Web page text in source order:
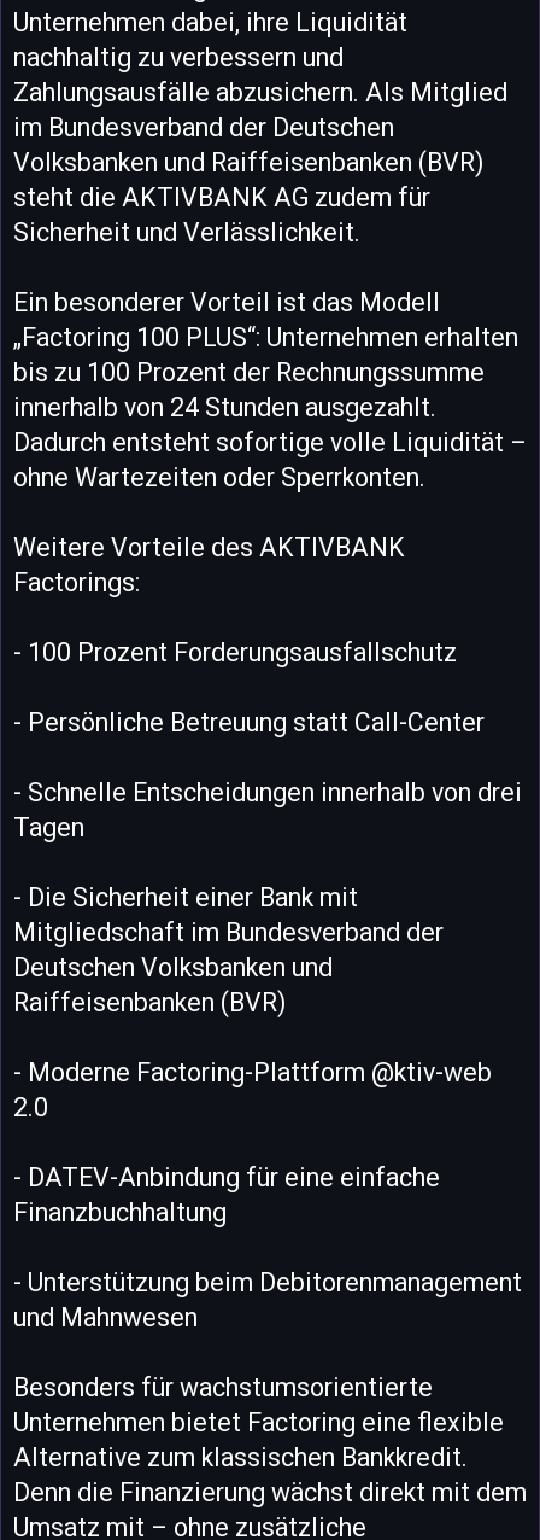
Unternehmen dabei, ihre Liquidität
nachhaltig zu verbessern und
Zahlungsausfälle abzusichern. Als Mitglied
im Bundesverband der Deutschen
Volksbanken und Raiffeisenbanken (BVR)
steht die AKTIVBANK AG zudem für
Sicherheit und Verlässlichkeit.
Ein besonderer Vorteil ist das Modell
„Factoring 100 PLUS“: Unternehmen erhalten
bis zu 100 Prozent der Rechnungssumme
innerhalb von 24 Stunden ausgezahlt.
Dadurch entsteht sofortige volle Liquidität –
ohne Wartezeiten oder Sperrkonten.
Weitere Vorteile des AKTIVBANK
Factorings:
- 100 Prozent Forderungsausfallschutz
- Persönliche Betreuung statt Call-Center
- Schnelle Entscheidungen innerhalb von drei
Tagen
- Die Sicherheit einer Bank mit
Mitgliedschaft im Bundesverband der
Deutschen Volksbanken und
Raiffeisenbanken (BVR)
- Moderne Factoring-Plattform @ktiv-web
2.0
- DATEV-Anbindung für eine einfache
Finanzbuchhaltung
- Unterstützung beim Debitorenmanagement
und Mahnwesen
Besonders für wachstumsorientierte
Unternehmen bietet Factoring eine flexible
Alternative zum klassischen Bankkredit.
Denn die Finanzierung wächst direkt mit dem
Umsatz mit – ohne zusätzliche